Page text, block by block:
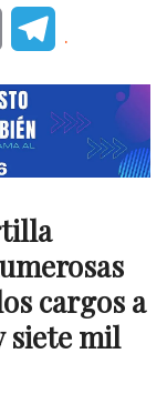
Email .
cargos a
siete mil